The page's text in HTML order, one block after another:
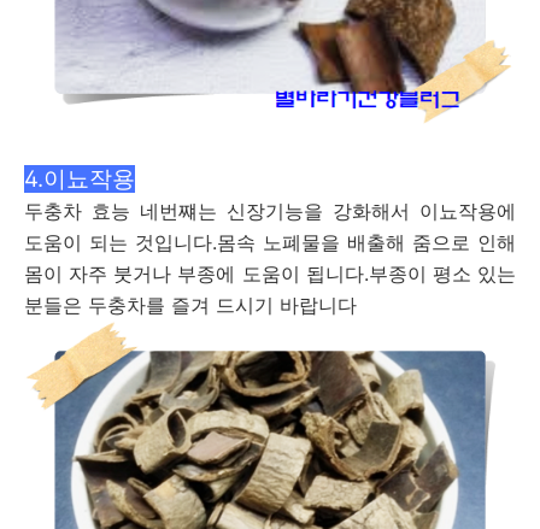
4.이뇨작용
두충차 효능 네번쨰는 신장기능을 강화해서 이뇨작용에
도움이 되는 것입니다.몸속 노폐물을 배출해 줌으로 인해
몸이 자주 붓거나 부종에 도움이 됩니다.부종이 평소 있는
분들은 두충차를 즐겨 드시기 바랍니다